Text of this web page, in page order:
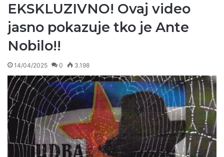
EKSKLUZIVNO! Ovaj video
jasno pokazuje tko je Ante
Nobilo!!
14/04/2025 0 3.198